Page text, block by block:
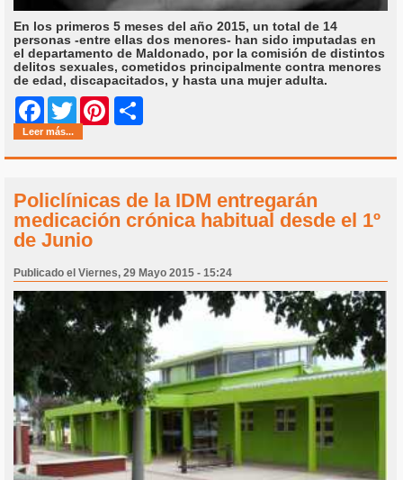
En los primeros 5 meses del año 2015, un total de 14
personas -entre ellas dos menores- han sido imputadas en
el departamento de Maldonado, por la comisión de distintos
delitos sexuales, cometidos principalmente contra menores
de edad, discapacitados, y hasta una mujer adulta.
Facebook
Twitter Pinterest
Leer más...
Policlínicas de la IDM entregarán
medicación crónica habitual desde el 1º
de Junio
Publicado el Viernes, 29 Mayo 2015 - 15:24